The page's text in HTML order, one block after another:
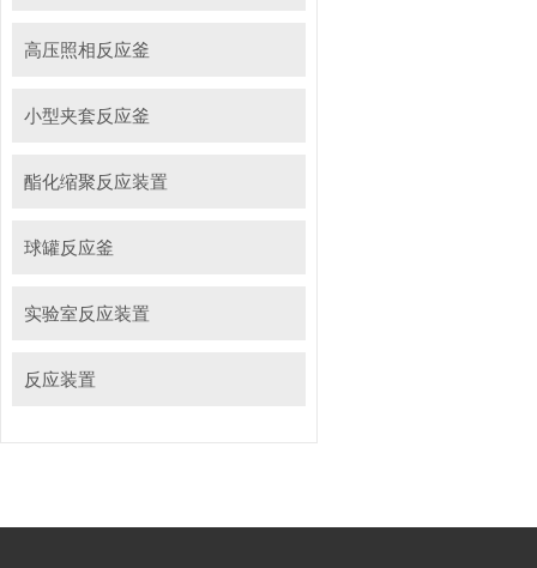
高压照相反应釜
小型夹套反应釜
酯化缩聚反应装置
球罐反应釜
实验室反应装置
反应装置